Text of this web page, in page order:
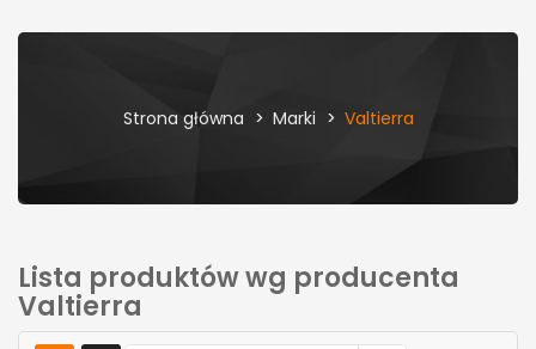
Strona główna Marki Valtierra
Lista produktów wg producenta
Valtierra